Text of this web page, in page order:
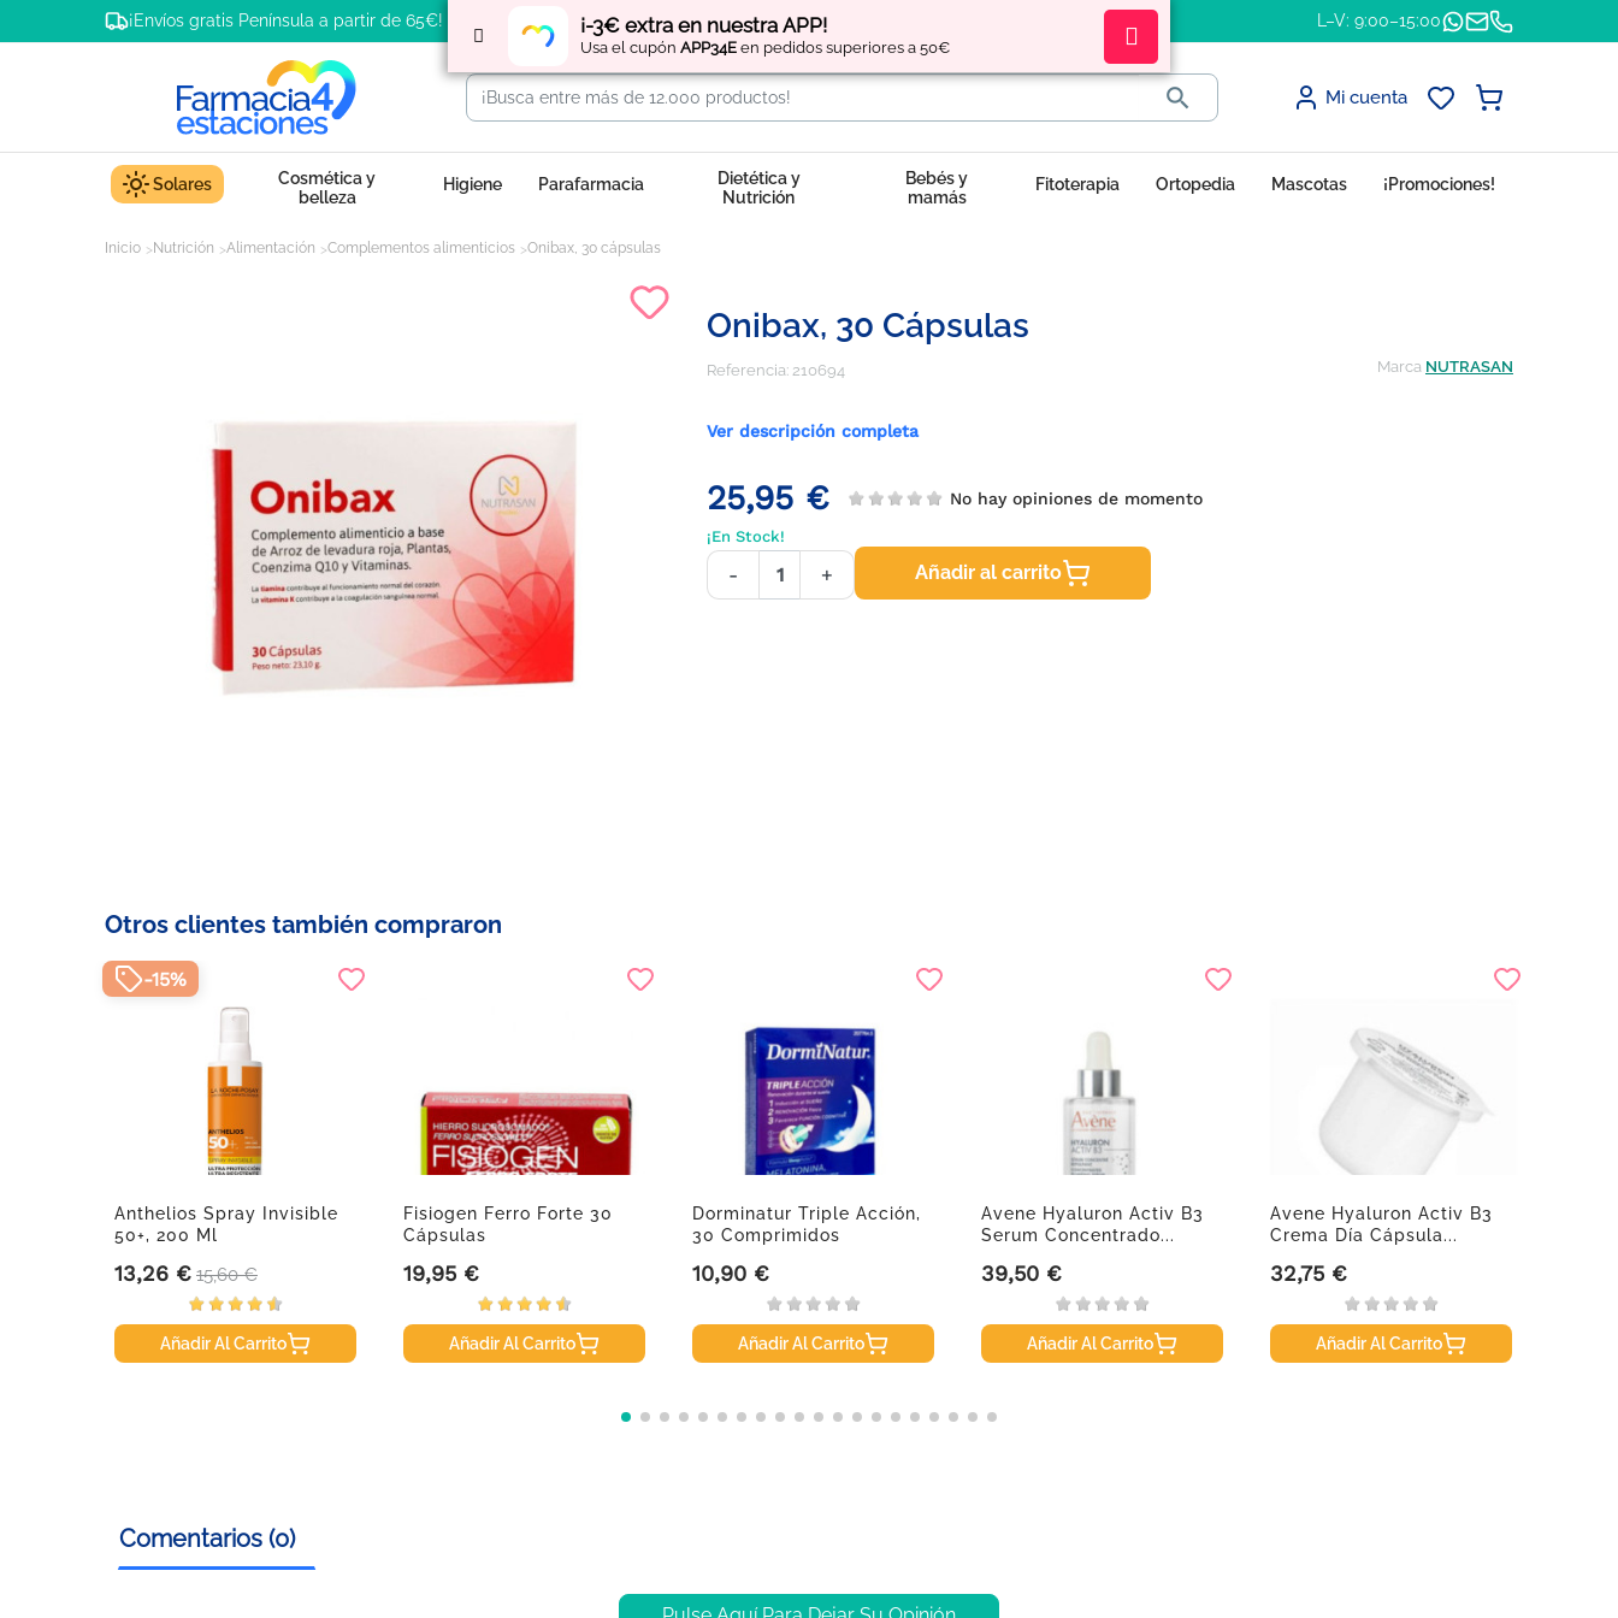
¡-3€ extra en nuestra APP!
Usa el cupón APP34E en pedidos superiores a 50€
¡Envíos gratis Península a partir de 65€! Regístratey obtén L–V: 9:00–15:00
 Mi cuenta
Solares
Cosmética y
belleza
Higiene Parafarmacia
Dietética y
Nutrición
Bebés y
mamás
Fitoterapia Ortopedia Mascotas ¡Promociones!
Inicio Nutrición Alimentación Complementos alimenticios Onibax, 30 cápsulas
Onibax, 30 Cápsulas
Referencia: 210694 Marca NUTRASAN
Ver descripción completa
25,95 € No hay opiniones de momento
¡En Stock!
- + Añadir al carrito
Otros clientes también compraron
Anthelios Spray Invisible
50+, 200 Ml
Precio
13,26 € Precio base
15,60 €
Añadir Al Carrito
-15%
Fisiogen Ferro Forte 30
Cápsulas
Precio
19,95 €
Añadir Al Carrito
Dorminatur Triple Acción,
30 Comprimidos
Precio
10,90 €
Añadir Al Carrito
Avene Hyaluron Activ B3
Serum Concentrado...
Precio
39,50 €
Añadir Al Carrito
Avene Hyaluron Activ B3
Crema Día Cápsula...
Precio
32,75 €
Añadir Al Carrito
Comentarios (0)